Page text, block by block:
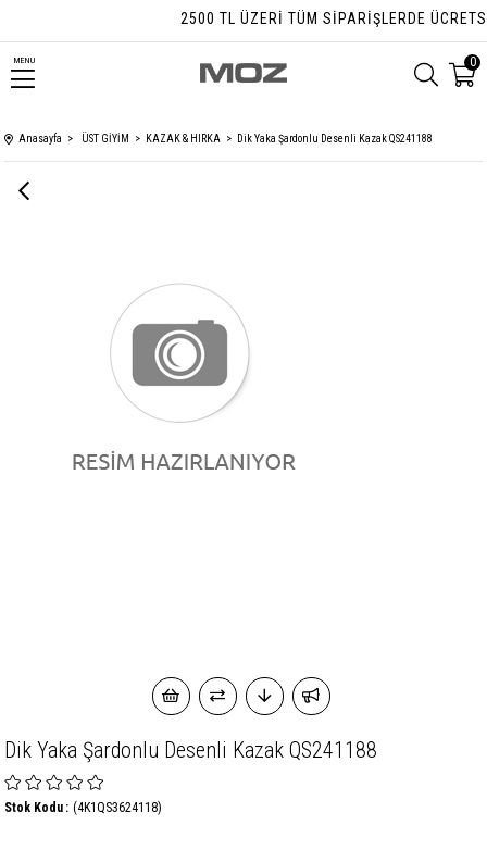
2500 TL ÜZERI TÜM SIPARIŞLERDE
MENU 0
Anasayfa ÜST GİYİM KAZAK & HIRKA Dik Yaka Şardonlu Desenli Kazak QS241188
Dik Yaka Şardonlu Desenli Kazak QS241188
(4K1QS3624118)
Stok Kodu